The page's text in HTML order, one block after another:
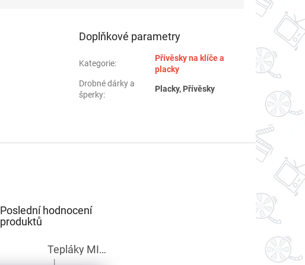
Doplňkové parametry
Kategorie:
Přívěsky na klíče a
placky
Drobné dárky a
šperky:
Placky, Přívěsky
Poslední hodnocení
produktů
Tepláky MINECRAFT chlapecké
|